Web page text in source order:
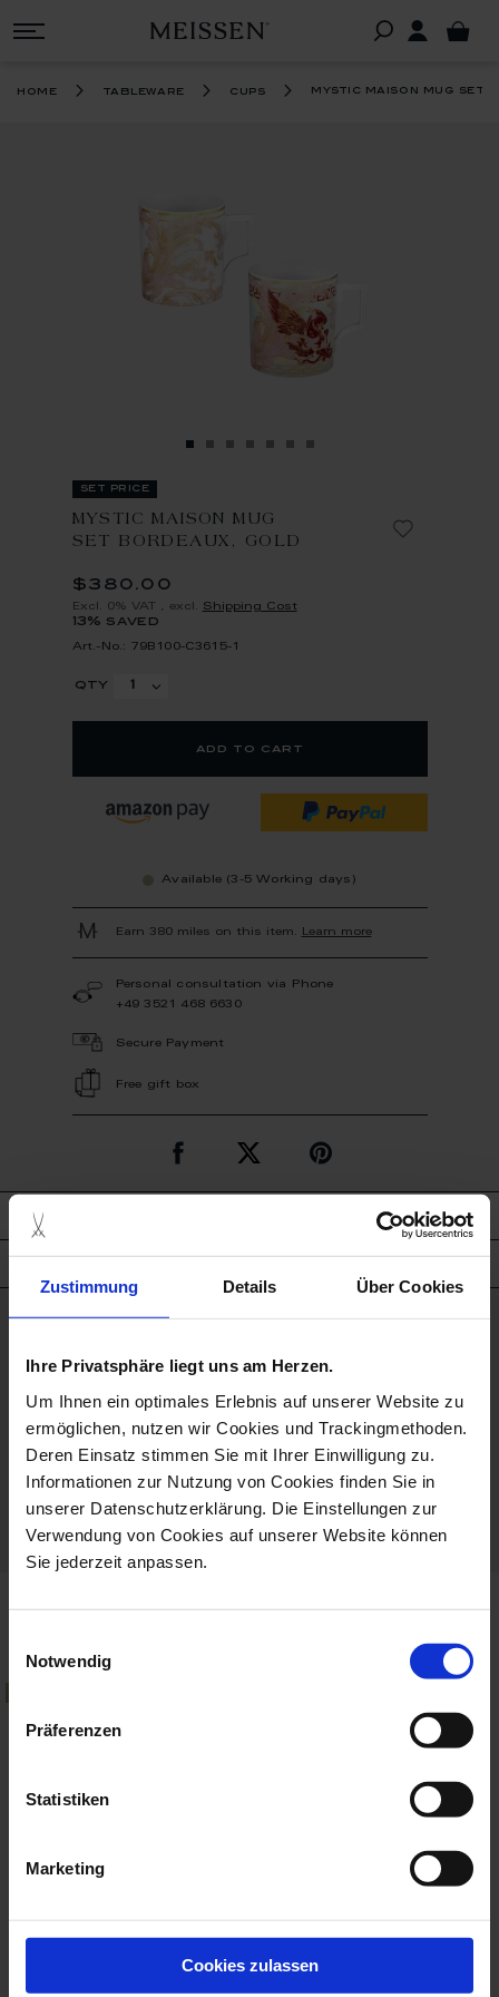
Zustimmung Details Über Cookies
Ihre Privatsphäre liegt uns am Herzen.
Um Ihnen ein optimales Erlebnis auf unserer Website zu
ermöglichen, nutzen wir Cookies und Trackingmethoden.
Deren Einsatz stimmen Sie mit Ihrer Einwilligung zu.
Informationen zur Nutzung von Cookies finden Sie in
unserer Datenschutzerklärung. Die Einstellungen zur
Verwendung von Cookies auf unserer Website können
Sie jederzeit anpassen.
Notwendig
Präferenzen
Statistiken
Marketing
Cookies zulassen
home tableware cups mystic maison mug set
set price
MYSTIC MAISON MUG
SET BORDEAUX, GOLD
$380.00
Excl. 0% VAT excl. Shipping Cost
13% saved
Art.-No.: 79B100-C3615-1
qty
add to cart
Available (3-5 Working days)
Earn 380 miles on this item. Learn more
Personal consultation via Phone
+49 3521 468 6630
Secure Payment
Free gift box
description
Dishwasher Suitable
Not Microwave Suitable
Porcelain - Handmade in
mystic maison collection
set price
Shape No...